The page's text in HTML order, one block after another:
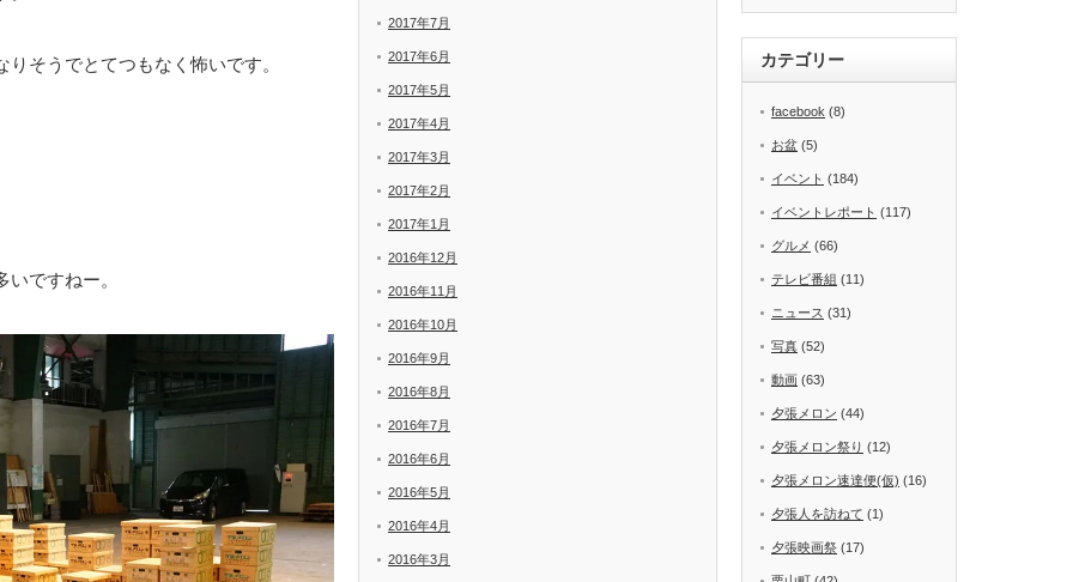
そうでとてつもなく怖いです。
ですねー。
2017年7月
2017年6月
2017年5月
2017年4月
2017年3月
2017年2月
2017年1月
2016年12月
2016年11月
2016年10月
2016年9月
2016年8月
2016年7月
2016年6月
2016年5月
2016年4月
2016年3月
カテゴリー
facebook (8)
お盆 (5)
イベント (184)
イベントレポート (117)
グルメ (66)
テレビ番組 (11)
ニュース (31)
写真 (52)
動画 (63)
夕張メロン (44)
夕張メロン祭り (12)
夕張メロン速達便(仮) (16)
夕張人を訪ねて (1)
夕張映画祭 (17)